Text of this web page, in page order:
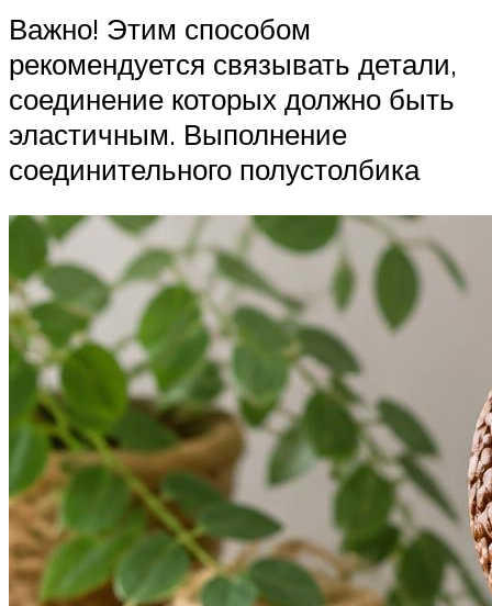
Важно! Этим способом
рекомендуется связывать детали,
соединение которых должно быть
эластичным. Выполнение
соединительного полустолбика